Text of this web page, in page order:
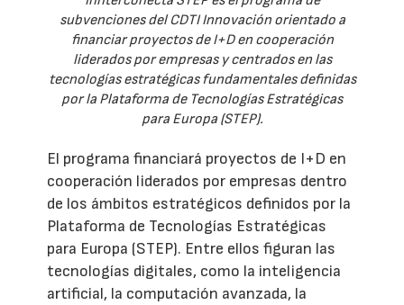
subvenciones del CDTI Innovación orientado a
financiar proyectos de I+D en cooperación
liderados por empresas y centrados en las
tecnologías estratégicas fundamentales definidas
por la Plataforma de Tecnologías Estratégicas
para Europa (STEP).
El programa financiará proyectos de I+D en
cooperación liderados por empresas dentro
de los ámbitos estratégicos definidos por la
Plataforma de Tecnologías Estratégicas
para Europa (STEP). Entre ellos figuran las
tecnologías digitales, como la inteligencia
artificial, la computación avanzada, la